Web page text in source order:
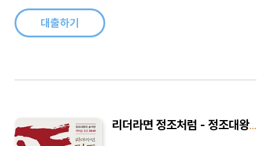
대출하기
리더라면 정조처럼 - 정조대왕의 숨겨진 리더십 코드 5049